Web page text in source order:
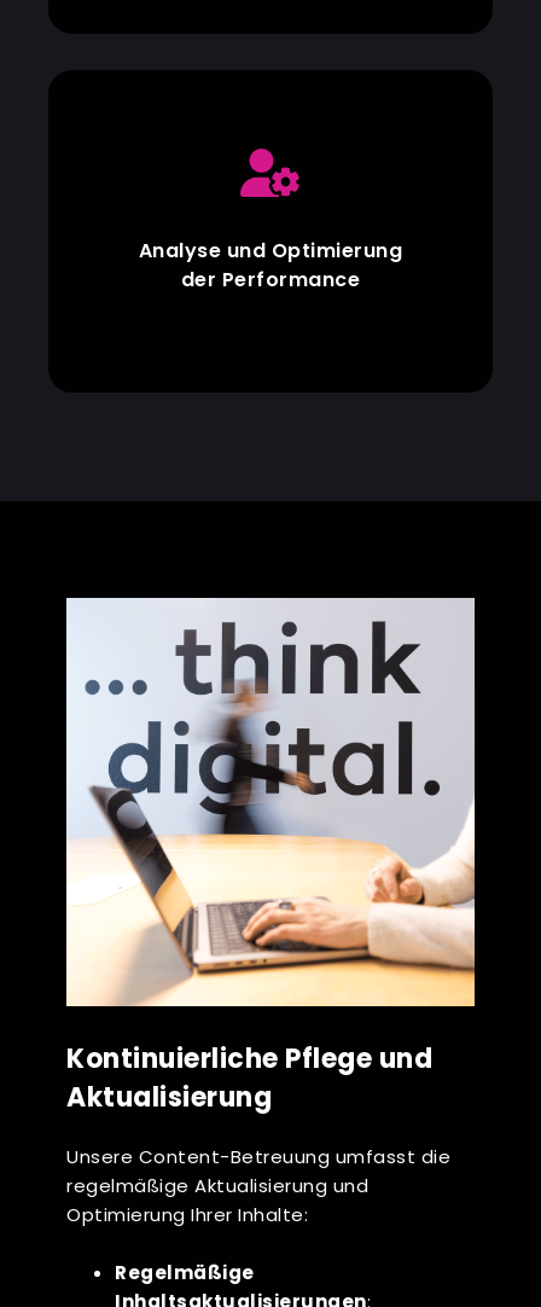
Analyse und Optimierung
der Performance
Kontinuierliche Pflege und
Aktualisierung
Unsere Content-Betreuung umfasst die
regelmäßige Aktualisierung und
Optimierung Ihrer Inhalte:
Regelmäßige
Inhaltsaktualisierungen: